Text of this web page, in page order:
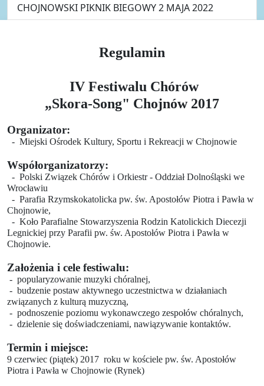
CHOJNOWSKI PIKNIK BIEGOWY 2 MAJA 2022
Regulamin
IV Festiwalu Chórów
„Skora-Song" Chojnów 2017
Organizator:
- Miejski Ośrodek Kultury, Sportu i Rekreacji w Chojnowie
Współorganizatorzy:
- Polski Związek Chórów i Orkiestr - Oddział Dolnośląski we
Wrocławiu
- Parafia Rzymskokatolicka pw. św. Apostołów Piotra i Pawła w
Chojnowie,
- Koło Parafialne Stowarzyszenia Rodzin Katolickich Diecezji
Legnickiej przy Parafii pw. św. Apostołów Piotra i Pawła w
Chojnowie.
Założenia i cele festiwalu:
- popularyzowanie muzyki chóralnej,
- budzenie postaw aktywnego uczestnictwa w działaniach
związanych z kulturą muzyczną,
- podnoszenie poziomu wykonawczego zespołów chóralnych,
- dzielenie się doświadczeniami, nawiązywanie kontaktów.
Termin i miejsce:
9 czerwiec (piątek) 2017 roku w kościele pw. św. Apostołów
Piotra i Pawła w Chojnowie (Rynek)